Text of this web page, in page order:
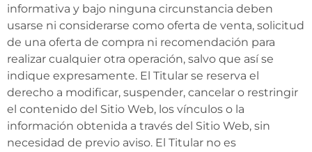
informativa y bajo ninguna circunstancia deben
usarse ni considerarse como oferta de venta, solicitud
de una oferta de compra ni recomendación para
realizar cualquier otra operación, salvo que así se
indique expresamente. El Titular se reserva el
derecho a modificar, suspender, cancelar o restringir
el contenido del Sitio Web, los vínculos o la
información obtenida a través del Sitio Web, sin
necesidad de previo aviso. El Titular no es